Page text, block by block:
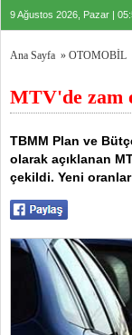
9 Ağustos 2026, Pazar |
Ana Sayfa » OTOMOBİL
MTV'de zam
TBMM Plan ve
olarak açıklanan
çekildi. Yeni